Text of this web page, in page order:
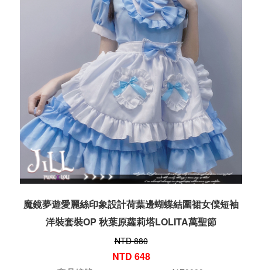
魔鏡夢遊愛麗絲印象設計荷葉邊蝴蝶結圍裙女僕短袖
洋裝套裝OP 秋葉原蘿莉塔LOLITA萬聖節
NTD 880
NTD 648